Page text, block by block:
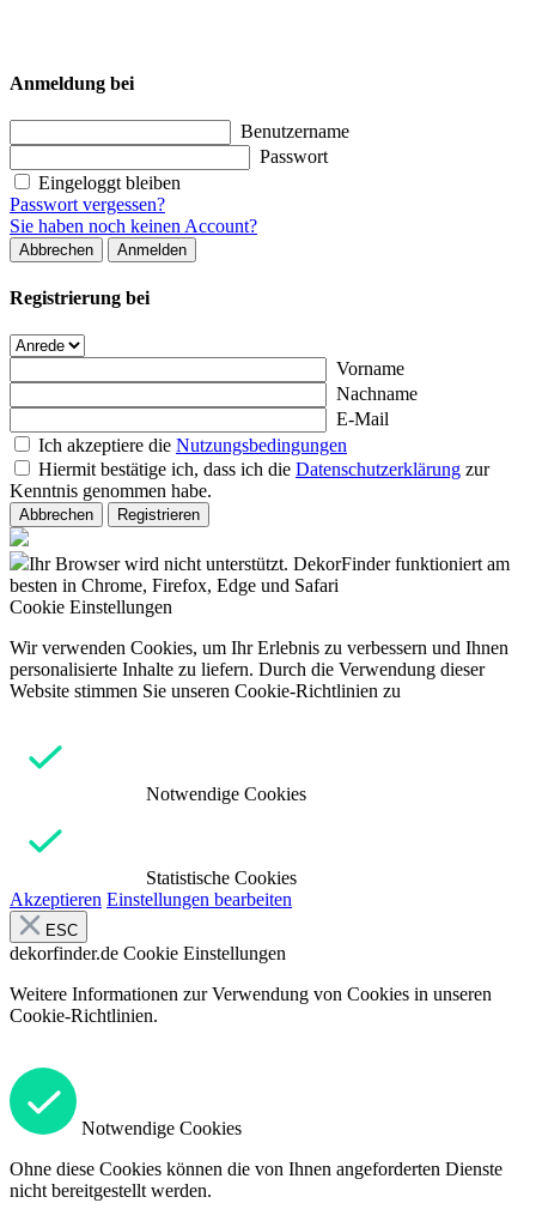
Anmeldung bei
Benutzername
Passwort
Eingeloggt bleiben
Passwort vergessen?
Sie haben noch keinen Account?
Abbrechen Anmelden
Registrierung bei
Vorname
Nachname
E-Mail
Ich akzeptiere die Nutzungsbedingungen
Hiermit bestätige ich, dass ich die Datenschutzerklärung zur
Kenntnis genommen habe.
Abbrechen Registrieren
Ihr Browser wird nicht unterstützt. DekorFinder funktioniert am
besten in Chrome, Firefox, Edge und Safari
Cookie Einstellungen
Wir verwenden Cookies, um Ihr Erlebnis zu verbessern und Ihnen
personalisierte Inhalte zu liefern. Durch die Verwendung dieser
Website stimmen Sie unseren Cookie-Richtlinien zu
Notwendige Cookies
Statistische Cookies
Akzeptieren Einstellungen bearbeiten
ESC
dekorfinder.de Cookie Einstellungen
Weitere Informationen zur Verwendung von Cookies in unseren
Cookie-Richtlinien.
Notwendige Cookies
Ohne diese Cookies können die von Ihnen angeforderten Dienste
nicht bereitgestellt werden.